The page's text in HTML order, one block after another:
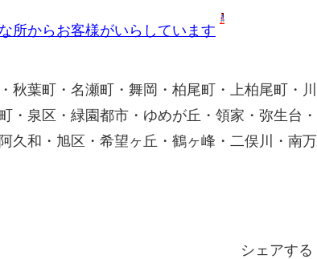
所からお客様がいらしています
秋葉町・名瀬町・舞岡・柏尾町・上柏尾町・
・泉区・緑園都市・ゆめが丘・領家・弥生台
久和・旭区・希望ヶ丘・鶴ヶ峰・二俣川・南
シェアする